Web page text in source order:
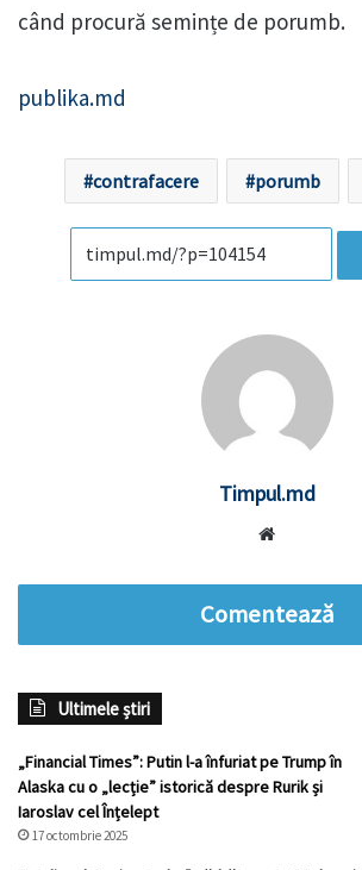
când procură semințe de porumb.
publika.md
contrafacere porumb
Timpul.md
Comentează
Ultimele știri
„Financial Times”: Putin l-a înfuriat pe Trump în
Alaska cu o „lecție” istorică despre Rurik și
Iaroslav cel Înțelept
17 octombrie 2025